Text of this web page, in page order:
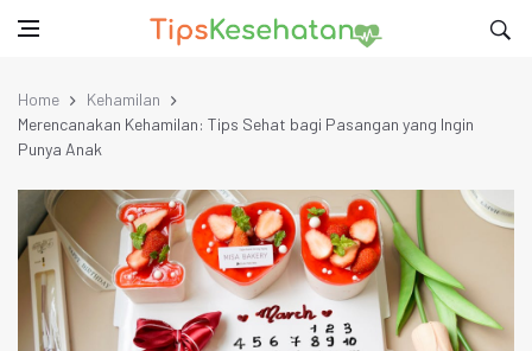
Home
Kehamilan
Merencanakan Kehamilan: Tips Sehat bagi Pasangan yang Ingin
Punya Anak